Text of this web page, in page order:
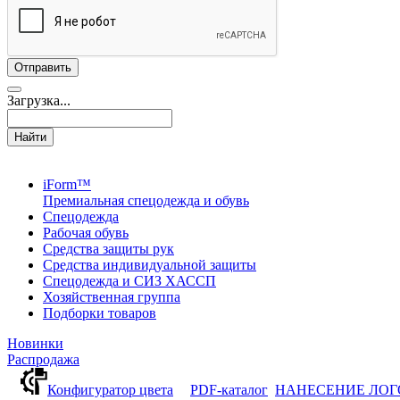
Загрузка...
Найти
iForm™
Премиальная спецодежда и обувь
Спецодежда
Рабочая обувь
Средства защиты рук
Средства индивидуальной защиты
Спецодежда и СИЗ ХАССП
Хозяйственная группа
Подборки товаров
Новинки
Распродажа
Конфигуратор цвета
PDF-каталог НАНЕСЕНИЕ